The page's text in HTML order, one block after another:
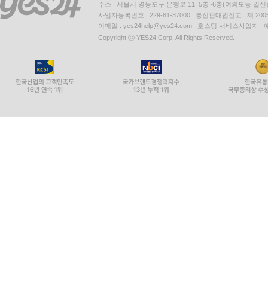
주소 : 서울시 영등포구 은행로 11, 5층~6층(여의도동,일신
사업자등록번호 : 229-81-37000 통신판매업신고 : 제
이메일 : yes24help@yes24.com 호스팅 서비스사업자 :
Copyright ⓒ YES24 Corp. All Rights Reserved.